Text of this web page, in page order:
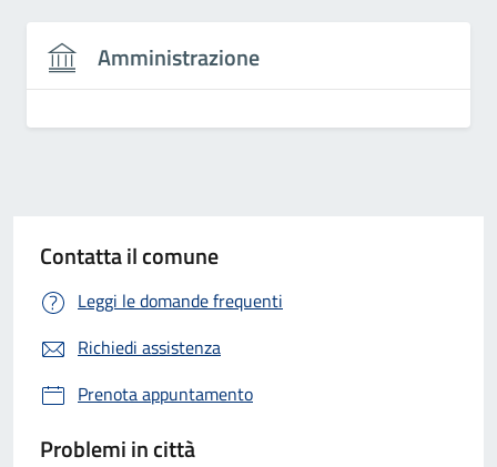
Amministrazione
Contatta il comune
Leggi le domande frequenti
Richiedi assistenza
Prenota appuntamento
Problemi in città